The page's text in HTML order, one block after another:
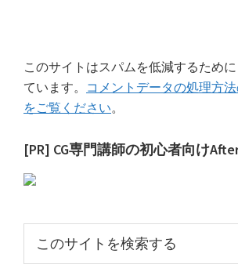
このサイトはスパムを低減するため
ています。 コメントデータの処理方
をご覧ください。
最
初
サ
イ
[PR] CG専門講師の初心者向け